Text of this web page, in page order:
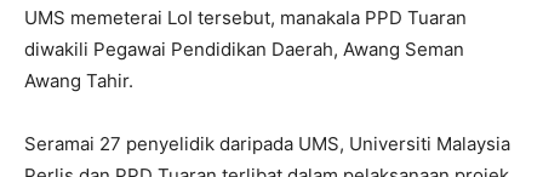
UMS memeterai LoI tersebut, manakala PPD Tuaran
diwakili Pegawai Pendidikan Daerah, Awang Seman
Awang Tahir.
Seramai 27 penyelidik daripada UMS, Universiti Malaysia